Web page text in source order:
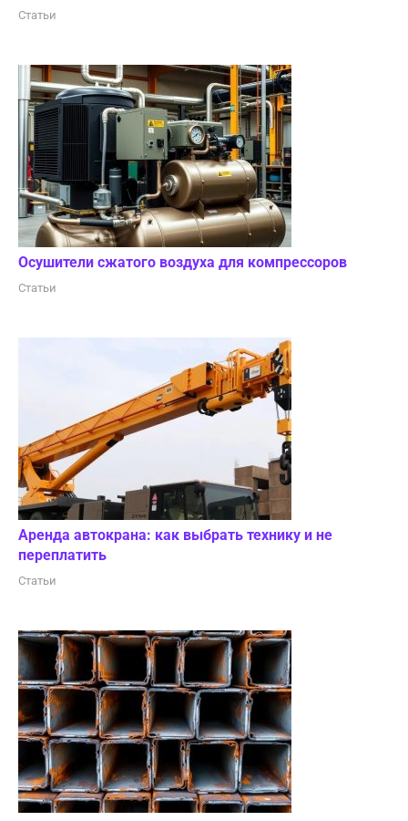
Статьи
Осушители сжатого воздуха для компрессоров
Статьи
Аренда автокрана: как выбрать технику и не
переплатить
Статьи